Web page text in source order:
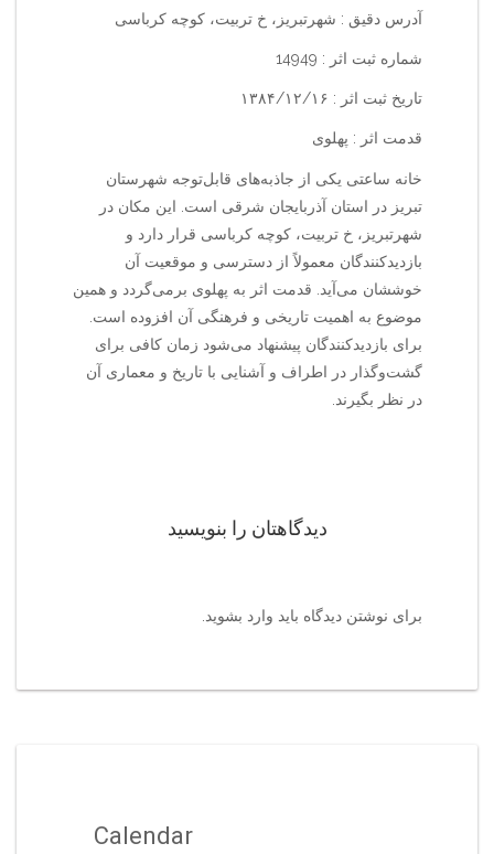
آدرس دقیق : شهرتبریز، خ تربیت، کوچه کرباسی
شماره ثبت اثر : 14949
تاریخ ثبت اثر : ۱۳۸۴/۱۲/۱۶
قدمت اثر : پهلوی
خانه ساعتی یکی از جاذبه‌های قابل‌توجه شهرستان
تبریز در استان آذربایجان شرقی است. این مکان در
شهرتبریز، خ تربیت، کوچه کرباسی قرار دارد و
بازدیدکنندگان معمولاً از دسترسی و موقعیت آن
خوششان می‌آید. قدمت اثر به پهلوی برمی‌گردد و همین
موضوع به اهمیت تاریخی و فرهنگی آن افزوده است.
برای بازدیدکنندگان پیشنهاد می‌شود زمان کافی برای
گشت‌وگذار در اطراف و آشنایی با تاریخ و معماری آن
در نظر بگیرند.
دیدگاهتان را بنویسید
برای نوشتن دیدگاه باید وارد بشوید
Calendar